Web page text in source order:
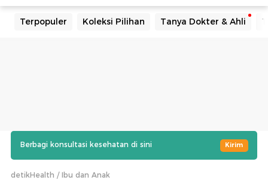
Terpopuler Koleksi Pilihan Tanya Dokter & Ahli
Berbagi konsultasi kesehatan di sini Kirim
detikHealth Ibu dan Anak